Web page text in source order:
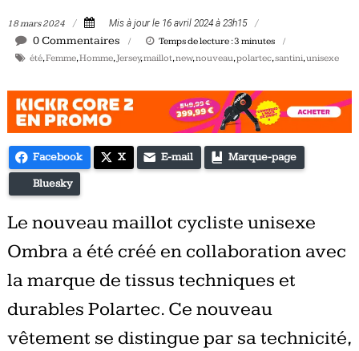
18 mars 2024 Mis à jour le 16 avril 2024 à 23h15
0 Commentaires Temps de lecture :3 minutes
été,Femme,Homme,Jersey,maillot,new,nouveau,polartec,santini,unisexe
Facebook X E-mail Marque-page
Bluesky
Le nouveau maillot cycliste unisexe
Ombra a été créé en collaboration avec
la marque de tissus techniques et
durables Polartec. Ce nouveau
vêtement se distingue par sa technicité,